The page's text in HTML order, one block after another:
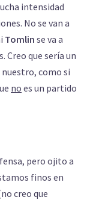
intensidad
No se van a
Tomlin se va a
que sería un
nuestro, como si
no es un partido
pero ojito a
finos en
creo que